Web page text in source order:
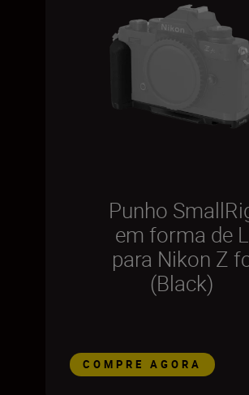
Punho
em forma de L
para Nikon Z
(Black)
COMPRE AGORA